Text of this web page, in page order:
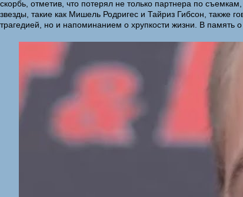
скорбь, отметив, что потерял не только партнера по
звезды, такие как Мишель Родригес и Тайриз Гибсон, также
трагедией, но и напоминанием о хрупкости жизни. В память